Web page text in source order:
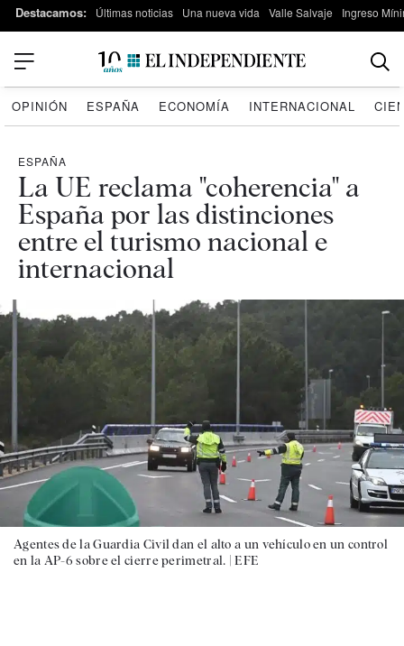
Destacamos: Últimas noticias Una nueva vida Valle Salvaje Ingreso
OPINIÓN ESPAÑA ECONOMÍA INTERNACIONAL
ESPAÑA
La UE reclama "coherencia" a
España por las distinciones
entre el turismo nacional e
internacional
Agentes de la Guardia Civil dan el alto a un vehículo en un control
en la AP-6 sobre el cierre perimetral. |EFE